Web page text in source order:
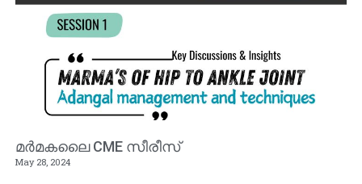
മർമകലൈ CME സീരീസ്
May 28, 2024